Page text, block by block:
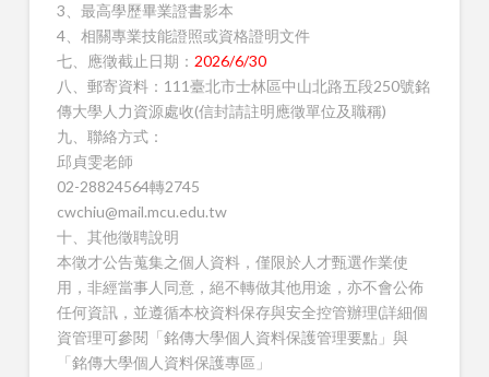
3、最高學歷畢業證書影本
4、相關專業技能證照或資格證明文件
七、應徵截止日期： 2026/6/30
八、郵寄資料：111臺北市士林區中山北路五段250號銘
傳大學人力資源處收(信封請註明應徵單位及職稱)
九、聯絡方式：
邱貞雯老師
02-28824564轉2745
cwchiu@mail.mcu.edu.tw
十、其他徵聘說明
本徵才公告蒐集之個人資料，僅限於人才甄選作業使
用，非經當事人同意，絕不轉做其他用途，亦不會公佈
任何資訊，並遵循本校資料保存與安全控管辦理(詳細個
資管理可參閱「銘傳大學個人資料保護管理要點」與
「銘傳大學個人資料保護專區」